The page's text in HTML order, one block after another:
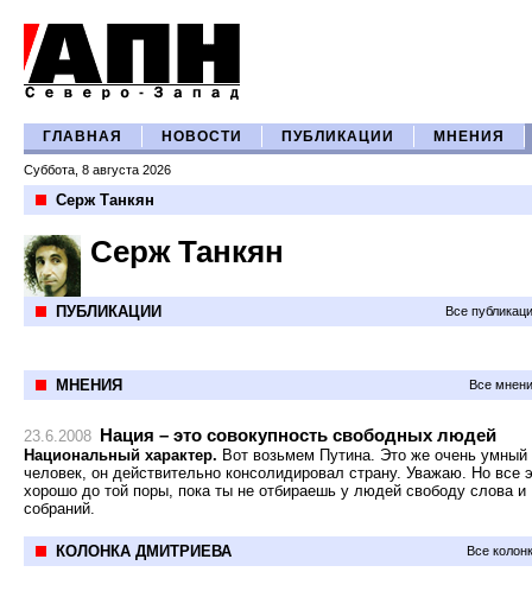
ГЛАВНАЯ НОВОСТИ ПУБЛИКАЦИИ МНЕНИЯ
Суббота, 8 августа 2026
Серж Танкян
Серж Танкян
ПУБЛИКАЦИИ Все
МНЕНИЯ Все
23.6.2008 Нация – это совокупность свободных людей
Национальный характер. Вот возьмем Путина. Это же очень умный
человек, он действительно консолидировал страну. Уважаю. Но все
хорошо до той поры, пока ты не отбираешь у людей свободу слова и
собраний.
КОЛОНКА ДМИТРИЕВА Все